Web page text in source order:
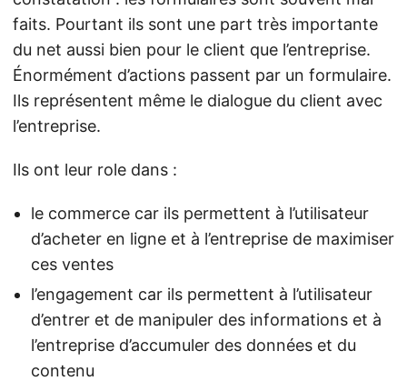
faits. Pourtant ils sont une part très importante
du net aussi bien pour le client que l’entreprise.
Énormément d’actions passent par un formulaire.
Ils représentent même le dialogue du client avec
l’entreprise.
Ils ont leur role dans :
le commerce car ils permettent à l’utilisateur
d’acheter en ligne et à l’entreprise de maximiser
ces ventes
l’engagement car ils permettent à l’utilisateur
d’entrer et de manipuler des informations et à
l’entreprise d’accumuler des données et du
contenu